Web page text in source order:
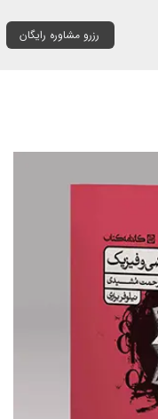
رزرو مشاوره رایگان